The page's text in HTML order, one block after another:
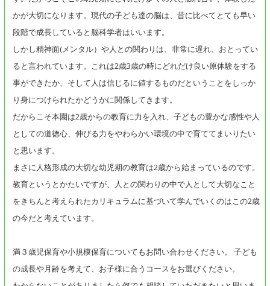
かが大切になります。現代の子ども達の脳は、昔に比べてとても早い
段階で成長していると脳科学者はいいます。
しかし精神面(メンタル）や人との関わりは、非常に遅れ、おとってい
ると言われています。これは2歳3歳の時にどれだけ良い原体験をする
事ができたか、そして人は信じるに値するものだということをしっか
り身につけられたかどうかに関係してきます。
だからこそ本園は2歳からの教育に力を入れ、子どもの豊かな感性や人
としての道徳心、伸びる力をやわらかい環境の中で育ててまいりたい
と思います。
まさに人格形成の大切な幼児期の教育は2歳から始まっているのです。
教育というとかたいですが、人との関わりの中で人として大切なこと
をきちんと考えられたカリキュラムに基づいて学んでいくのはこの2歳
の今だと考えています。
満３歳児保育や小規模保育についてもお問い合わせください。 子ども
の成長や月齢を考えて、お子様に合うコースをお選びください。